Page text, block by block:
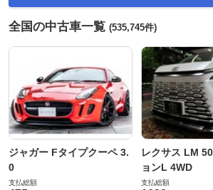
全国の中古車一覧 (535,745件)
ジャガー Fタイプクーペ 3.
0
支払総額
レクサス LM
ョンL 4WD
支払総額